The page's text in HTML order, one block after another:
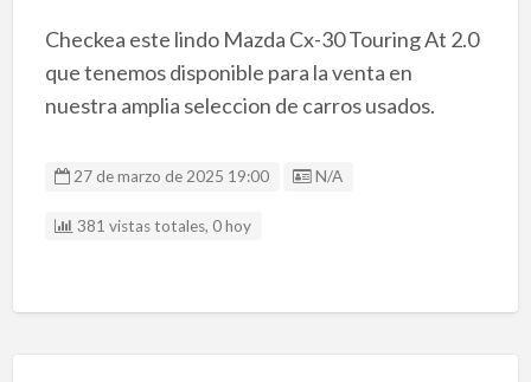
Checkea este lindo Mazda Cx-30 Touring At 2.0
que tenemos disponible para la venta en
nuestra amplia seleccion de carros usados.
27 de marzo de 2025 19:00 Listing ID
N/A
381 vistas totales, 0 hoy